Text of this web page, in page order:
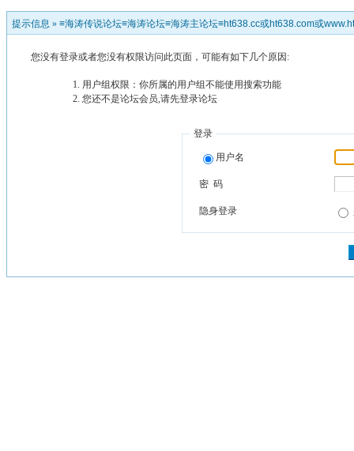
提示信息 » ≡海涛传说论坛≡海涛论坛≡海涛主论坛≡ht638.cc或ht638.com或
您没有登录或者您没有权限访问此页面，可能有如下几个原因:
用户组权限：你所属的用户组不能使用搜索功能
您还不是论坛会员,请先登录论坛
登录
用户名
密 码
隐身登录